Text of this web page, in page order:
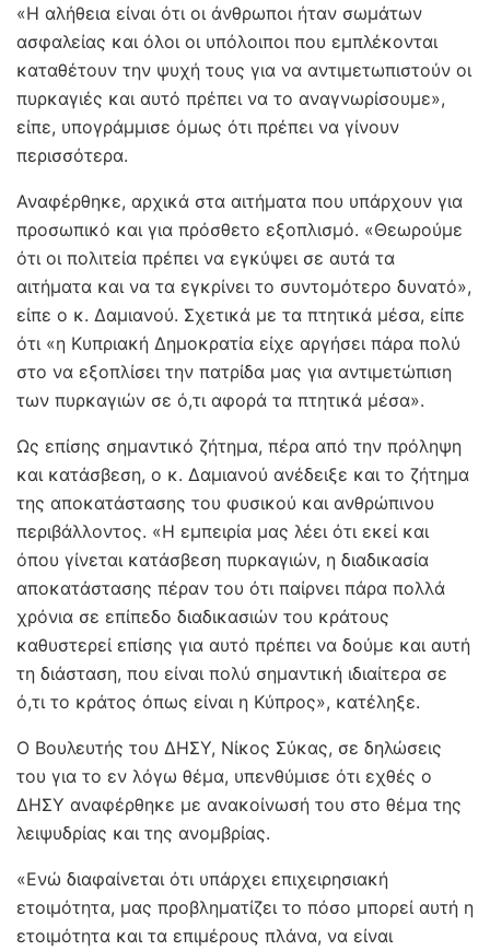
«Η αλήθεια είναι ότι οι άνθρωποι ήταν σωμάτων
ασφαλείας και όλοι οι υπόλοιποι που εμπλέκονται
καταθέτουν την ψυχή τους για να αντιμετωπιστούν οι
πυρκαγιές και αυτό πρέπει να το αναγνωρίσουμε»,
είπε, υπογράμμισε όμως ότι πρέπει να γίνουν
περισσότερα.
Αναφέρθηκε, αρχικά στα αιτήματα που υπάρχουν για
προσωπικό και για πρόσθετο εξοπλισμό. «Θεωρούμε
ότι οι πολιτεία πρέπει να εγκύψει σε αυτά τα
αιτήματα και να τα εγκρίνει το συντομότερο δυνατό»,
είπε ο κ. Δαμιανού. Σχετικά με τα πτητικά μέσα, είπε
ότι «η Κυπριακή Δημοκρατία είχε αργήσει πάρα πολύ
στο να εξοπλίσει την πατρίδα μας για αντιμετώπιση
των πυρκαγιών σε ό,τι αφορά τα πτητικά μέσα».
Ως επίσης σημαντικό ζήτημα, πέρα από την πρόληψη
και κατάσβεση, ο κ. Δαμιανού ανέδειξε και το ζήτημα
της αποκατάστασης του φυσικού και ανθρώπινου
περιβάλλοντος. «Η εμπειρία μας λέει ότι εκεί και
όπου γίνεται κατάσβεση πυρκαγιών, η διαδικασία
αποκατάστασης πέραν του ότι παίρνει πάρα πολλά
χρόνια σε επίπεδο διαδικασιών του κράτους
καθυστερεί επίσης για αυτό πρέπει να δούμε και αυτή
τη διάσταση, που είναι πολύ σημαντική ιδιαίτερα σε
ό,τι το κράτος όπως είναι η Κύπρος», κατέληξε.
Ο Βουλευτής του ΔΗΣΥ, Νίκος Σύκας, σε δηλώσεις
του για το εν λόγω θέμα, υπενθύμισε ότι εχθές ο
ΔΗΣΥ αναφέρθηκε με ανακοίνωσή του στο θέμα της
λειψυδρίας και της ανομβρίας.
«Ενώ διαφαίνεται ότι υπάρχει επιχειρησιακή
ετοιμότητα, μας προβληματίζει το πόσο μπορεί αυτή η
ετοιμότητα και τα επιμέρους πλάνα, να είναι